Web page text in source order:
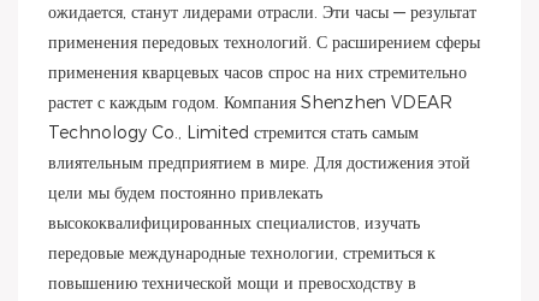
ожидается, станут лидерами отрасли. Эти часы — результат
применения передовых технологий. С расширением сферы
применения кварцевых часов спрос на них стремительно
растет с каждым годом. Компания Shenzhen VDEAR
Technology Co., Limited стремится стать самым
влиятельным предприятием в мире. Для достижения этой
цели мы будем постоянно привлекать
высококвалифицированных специалистов, изучать
передовые международные технологии, стремиться к
повышению технической мощи и превосходству в